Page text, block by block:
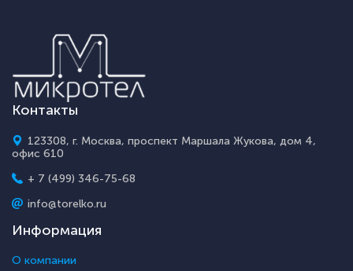
Контакты
123308, г. Москва, проспект Маршала Жукова, дом 4,
офис 610
+ 7 (499) 346-75-68
info@torelko.ru
Информация
О компании